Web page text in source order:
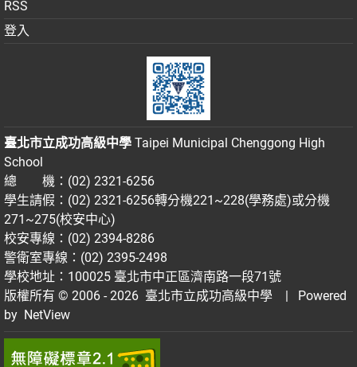
RSS
登入
臺北市立成功高級中學 Taipei Municipal Chenggong High
School
總 機：(02) 2321-6256
學生請假：(02) 2321-6256轉分機221~228(學務處)或分機
271~275(校安中心)
校安專線：(02) 2394-8286
警衛室專線：(02) 2395-2498
學校地址：100025 臺北市中正區濟南路一段71號
版權所有 © 2006 - 2026 臺北市立成功高級中學
| Powered
by NetView